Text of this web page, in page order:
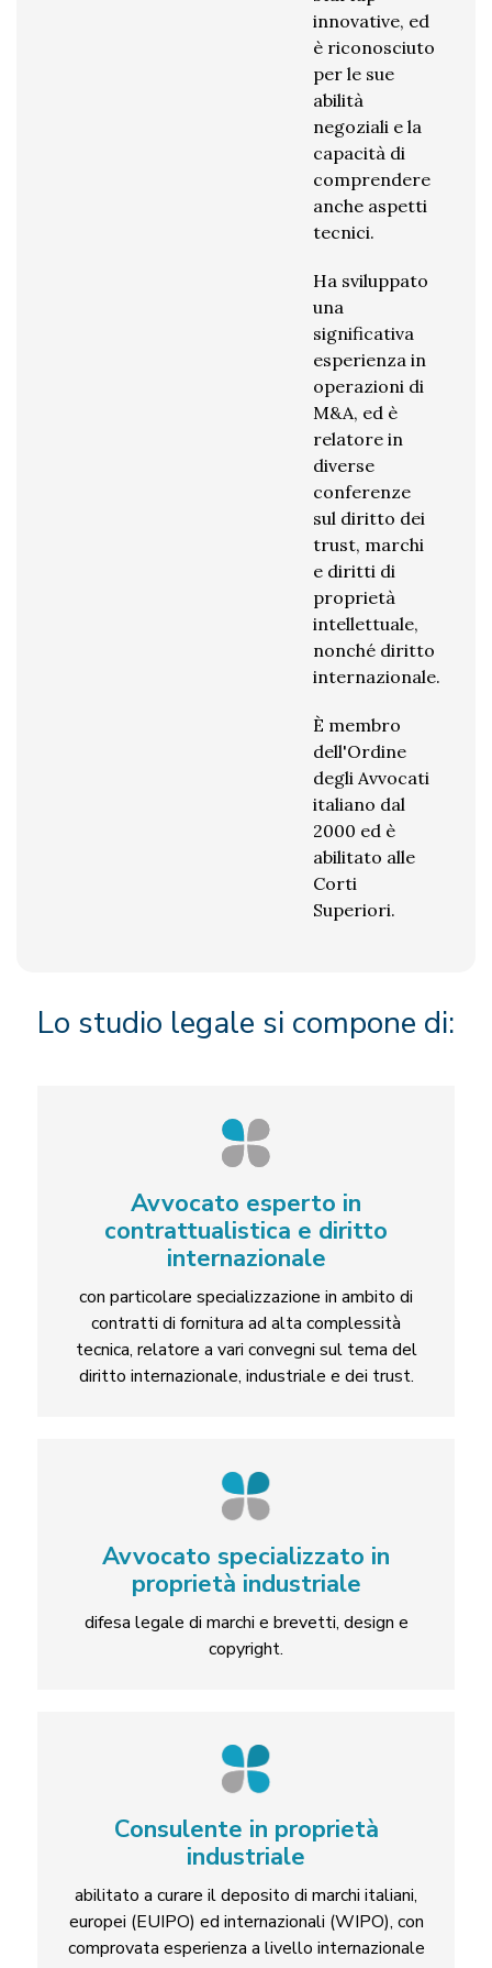
innovative, ed
è riconosciuto
per le sue
abilità
negoziali e la
capacità di
comprendere
anche aspetti
tecnici.
Ha sviluppato
una
significativa
esperienza in
operazioni di
M&A, ed è
relatore in
diverse
conferenze
sul diritto dei
trust, marchi
e diritti di
proprietà
intellettuale,
nonché diritto
internazionale.
È membro
dell'Ordine
degli Avvocati
italiano dal
2000 ed è
abilitato alle
Corti
Superiori.
Lo studio legale si compone di:
Avvocato esperto in
contrattualistica e diritto
internazionale
con particolare specializzazione in ambito di
contratti di fornitura ad alta complessità
tecnica, relatore a vari convegni sul tema del
diritto internazionale, industriale e dei trust.
Avvocato specializzato in
proprietà industriale
difesa legale di marchi e brevetti, design e
copyright.
Consulente in proprietà
industriale
abilitato a curare il deposito di marchi italiani,
europei (EUIPO) ed internazionali (WIPO), con
comprovata esperienza a livello internazionale